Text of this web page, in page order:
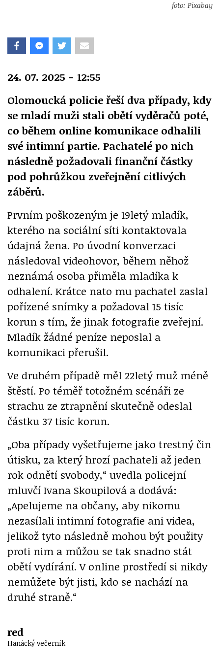
foto: Pixabay
24. 07. 2025 - 12:55
Olomoucká policie řeší dva případy, kdy
se mladí muži stali obětí vyděračů poté,
co během online komunikace odhalili
své intimní partie. Pachatelé po nich
následně požadovali finanční částky
pod pohrůžkou zveřejnění citlivých
záběrů.
Prvním poškozeným je 19letý mladík,
kterého na sociální síti kontaktovala
údajná žena. Po úvodní konverzaci
následoval videohovor, během něhož
neznámá osoba přiměla mladíka k
odhalení. Krátce nato mu pachatel zaslal
pořízené snímky a požadoval 15 tisíc
korun s tím, že jinak fotografie zveřejní.
Mladík žádné peníze neposlal a
komunikaci přerušil.
Ve druhém případě měl 22letý muž méně
štěstí. Po téměř totožném scénáři ze
strachu ze ztrapnění skutečně odeslal
částku 37 tisíc korun.
„Oba případy vyšetřujeme jako trestný čin
útisku, za který hrozí pachateli až jeden
rok odnětí svobody,“ uvedla policejní
mluvčí Ivana Skoupilová a dodává:
„Apelujeme na občany, aby nikomu
nezasílali intimní fotografie ani videa,
jelikož tyto následně mohou být použity
proti nim a můžou se tak snadno stát
obětí vydírání. V online prostředí si nikdy
nemůžete být jisti, kdo se nachází na
druhé straně.“
red
Hanácký večerník